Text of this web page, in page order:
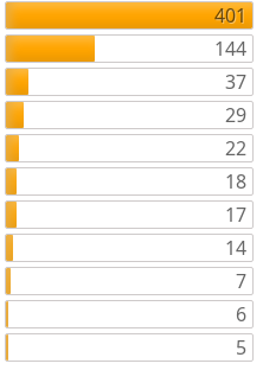
401
144
37
29
22
18
17
14
7
6
5